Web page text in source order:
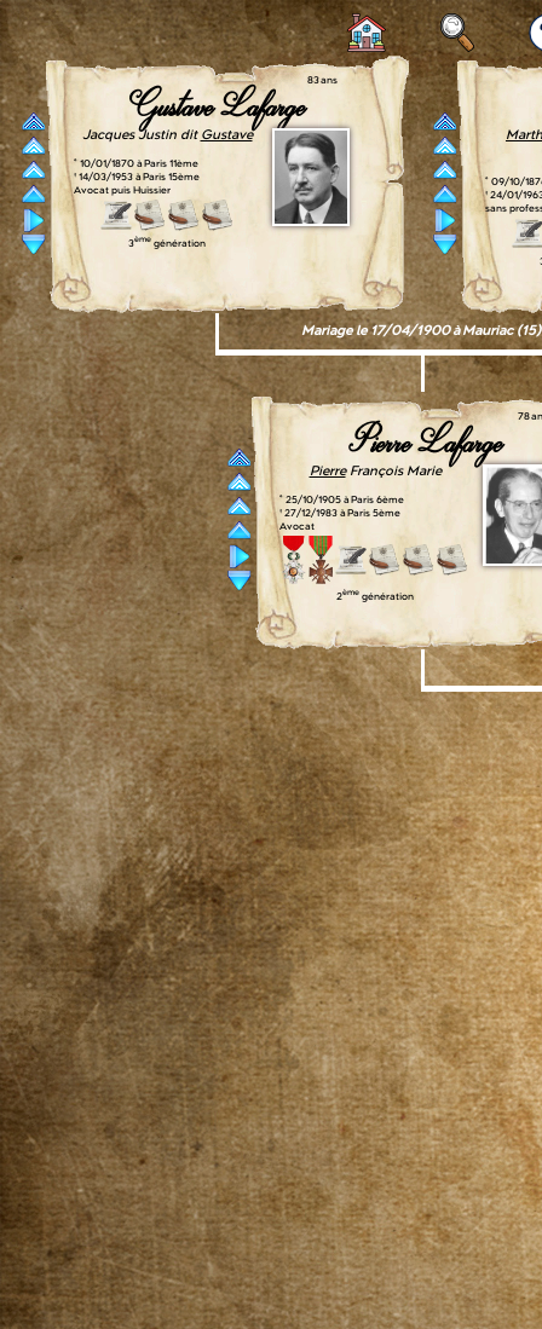
83 ans
Gustave Lafarge
Jacques Justin dit Gustave
° 10/01/1870 à Paris 11ème
† 14/03/1953 à Paris 15ème
Avocat puis Huissier
3ème génération
° 09/10/
† 24/01/
sans
Mariage le 17/04/1900 à Mauriac (15)
78
Pierre Lafarge
PierreFrançois Marie
° 25/10/1905 à Paris 6ème
† 27/12/1983 à Paris 5ème
Avocat
2ème génération